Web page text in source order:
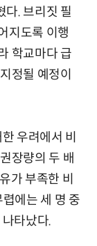
다. 브리짓 필
지도록 이행
학교마다 급
정될 예정이
우려에서 비
장량의 두 배
가 부족한 비
에는 세 명 중
타났다.